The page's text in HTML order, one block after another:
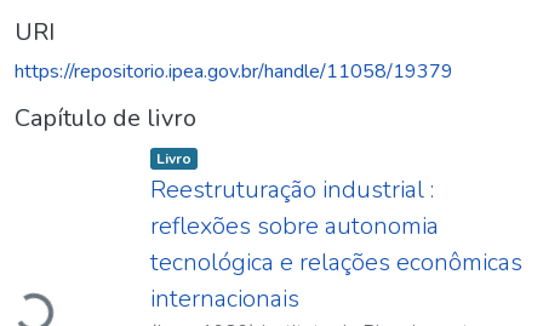
URI
https://repositorio.ipea.gov.br/handle/11058/19379
Capítulo de livro
Carregando...
Item type:
Livro ,
Reestruturação industrial :
reflexões sobre autonomia
tecnológica e relações econômicas
internacionais